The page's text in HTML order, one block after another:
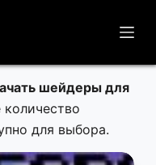
шейдеры для
для выбора.